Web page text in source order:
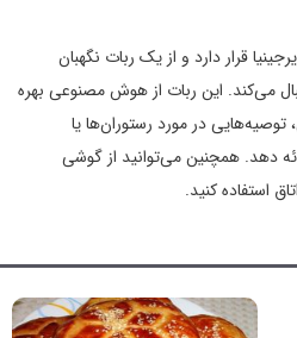
قرار دارد و از یک ربات نگهبان
می‌کند. این ربات از هوش مصنوعی بهره
در مورد رستوران‌ها یا
دهد. همچنین می‌توانید از گوشی
استفاده کنید.